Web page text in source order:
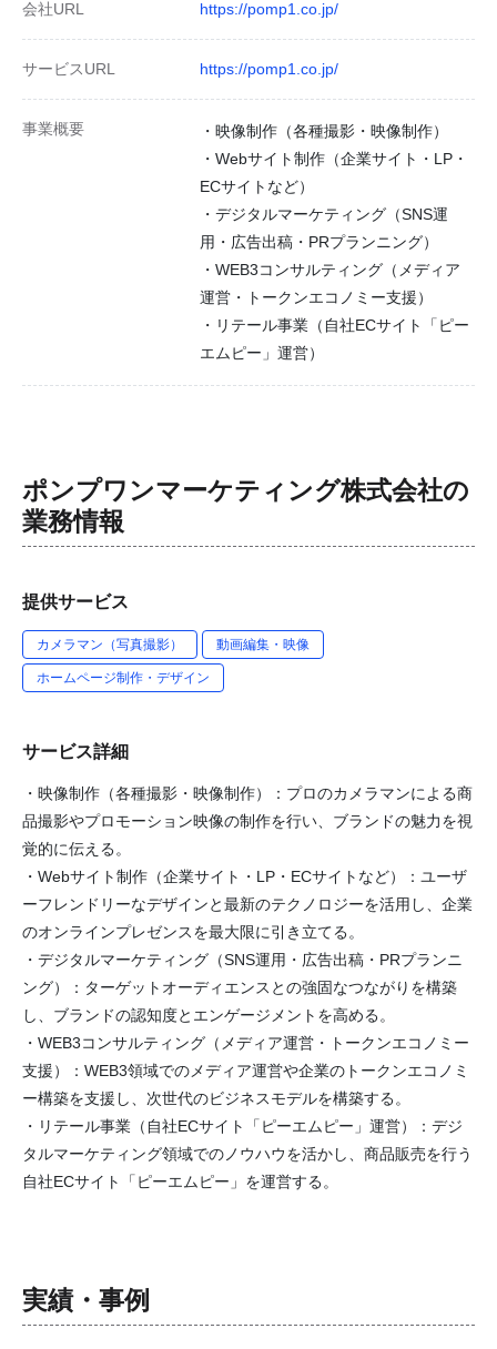
会社URL https://pomp1.co.jp/
サービスURL https://pomp1.co.jp/
事業概要
・映像制作（各種撮影・映像制作）
・Webサイト制作（企業サイト・LP・
ECサイトなど）
・デジタルマーケティング（SNS運
用・広告出稿・PRプランニング）
・WEB3コンサルティング（メディア
運営・トークンエコノミー支援）
・リテール事業（自社ECサイト「ピー
エムピー」運営）
ポンプワンマーケティング株式会社の
業務情報
提供サービス
カメラマン（写真撮影） 動画編集・映像
ホームページ制作・デザイン
サービス詳細
・映像制作（各種撮影・映像制作）：プロのカメラマンによる商
品撮影やプロモーション映像の制作を行い、ブランドの魅力を視
覚的に伝える。
・Webサイト制作（企業サイト・LP・ECサイトなど）：ユーザ
ーフレンドリーなデザインと最新のテクノロジーを活用し、企業
のオンラインプレゼンスを最大限に引き立てる。
・デジタルマーケティング（SNS運用・広告出稿・PRプランニ
ング）：ターゲットオーディエンスとの強固なつながりを構築
し、ブランドの認知度とエンゲージメントを高める。
・WEB3コンサルティング（メディア運営・トークンエコノミー
支援）：WEB3領域でのメディア運営や企業のトークンエコノミ
ー構築を支援し、次世代のビジネスモデルを構築する。
・リテール事業（自社ECサイト「ピーエムピー」運営）：デジ
タルマーケティング領域でのノウハウを活かし、商品販売を行う
自社ECサイト「ピーエムピー」を運営する。
実績・事例